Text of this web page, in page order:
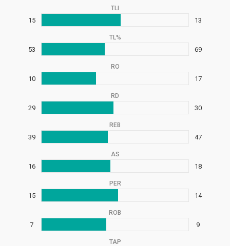
TLI
15 13
TL%
53 69
RO
10 17
RD
29 30
REB
39 47
AS
16 18
PER
15 14
ROB
7 9
TAP